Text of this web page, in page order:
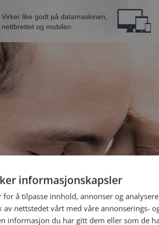
Virker like godt på datamaskinen,
nettbrettet og mobilen
Sunnfjord
informasjonskapsler
å tilpasse innhold, annonser og
nettstedet vårt med våre annonserings-
informasjon du har gitt dem eller som de